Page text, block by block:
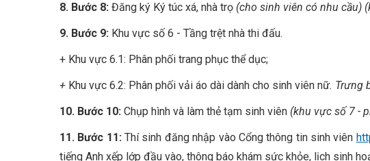
8. Bước 8: Đăng ký Ký túc xá, nhà trọ (cho sinh viên có nhu cầu)
9. Bước 9: Khu vực số 6 - Tầng trệt nhà thi đấu.
+ Khu vực 6.1: Phân phối trang phục thể dục;
+ Khu vực 6.2: Phân phối vải áo dài dành cho sinh viên nữ. Trưng
10. Bước 10: Chụp hình và làm thẻ tạm sinh viên (khu vực số 7 -
11. Bước 11:Thí sinh đăng nhập vào Cổng thông tin sinh viên
tiếng Anh xếp lớp đầu vào, thông báo khám sức khỏe, lịch sinh